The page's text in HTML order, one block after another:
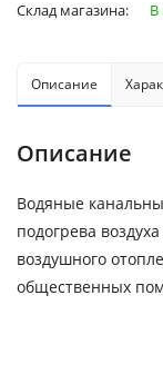
Склад магазина: В
Описание
Описание
Водяные
подогрева
воздушного
общественных